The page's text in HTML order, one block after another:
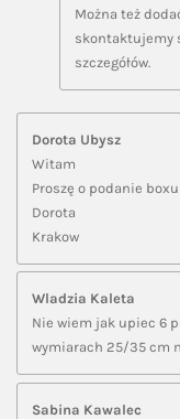
Można też
skontaktujemy
szczegółów.
Dorota Ubysz
Witam
Proszę o podanie
Dorota
Krakow
Wladzia Kaleta
Nie wiem jak upiec 6
wymiarach 25/35 cm
Sabina Kawalec